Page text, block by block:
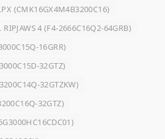
(CMK16GX4M4B3200C16)
RIPJAWS 4 (F4-2666C16Q2-64GRB)
16GRR)
32GTZ)
32GTZKW)
32GTZ)